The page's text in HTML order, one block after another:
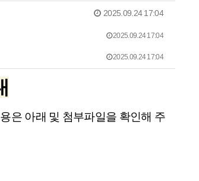
2025.09.24 17:04
2025.09.24 17:04
2025.09.24 17:04
은 아래 및 첨부파일을 확인해 주